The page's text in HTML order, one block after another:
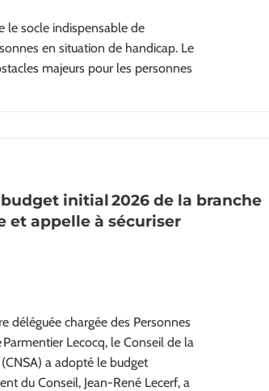
le socle indispensable de
en situation de handicap. Le
majeurs pour les personnes
initial 2026 de la branche
et appelle à sécuriser
déléguée chargée des Personnes
Lecocq, le Conseil de la
a adopté le budget
du Conseil, Jean-René Lecerf, a